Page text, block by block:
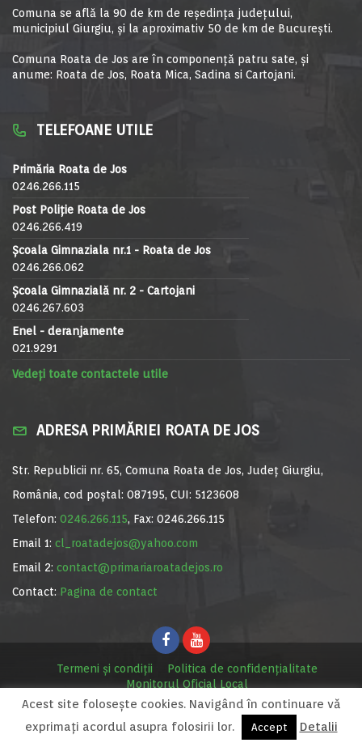
Comuna se află la 90 de km de reşedinţa judeţului,
municipiul Giurgiu, şi la aproximativ 50 de km de Bucureşti.
Comuna Roata de Jos are în componență patru sate, și
anume: Roata de Jos, Roata Mica, Sadina si Cartojani.
TELEFOANE UTILE
Primăria Roata de Jos
0246.266.115
Post Poliție Roata de Jos
0246.266.419
Școala Gimnaziala nr.1 - Roata de Jos
0246.266.062
Școala Gimnazială nr. 2 - Cartojani
0246.267.603
Enel - deranjamente
021.9291
Vedeți toate contactele utile
ADRESA PRIMĂRIEI ROATA DE JOS
Str. Republicii nr. 65, Comuna Roata de Jos, Județ Giurgiu,
România, cod poștal: 087195, CUI: 5123608
Telefon: 0246.266.115, Fax: 0246.266.115
Email 1: cl_roatadejos@yahoo.com
Email 2: contact@primariaroatadejos.ro
Contact: Pagina de contact
Termeni și condiții
Politica de confidențialitate
Monitorul Oficial Local
© Primăria Roata de Jos, 2020. Site realizat de MediaDigi.ro
Acest site foloseşte cookies. Navigând în continuare vă
exprimaţi acordul asupra folosirii lor.
Accept Detalii